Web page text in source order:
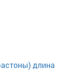
длина